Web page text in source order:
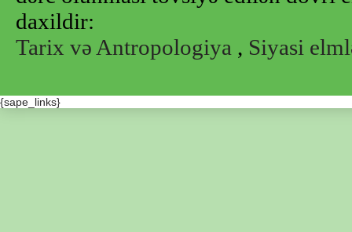
daxildir:
Tarix və Antropologiya , Siyasi
{sape_links}